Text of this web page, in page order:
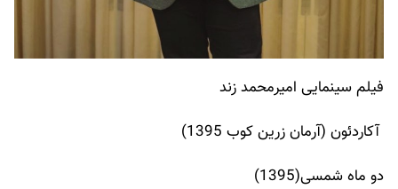
فیلم سینمایی امیرمحمد زند
آکاردئون (آرمان زرین کوب 1395)
دو ماه شمسی(1395)